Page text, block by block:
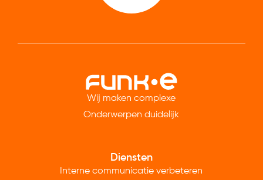
Wij maken complexe
Onderwerpen duidelijk
Diensten
Interne communicatie verbeteren